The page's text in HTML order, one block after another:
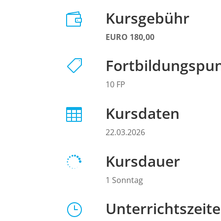
 Kursgebühr
EURO 180,00

10 FP
 Kursdaten
22.03.2026
 Kursdauer
1 Sonntag
}